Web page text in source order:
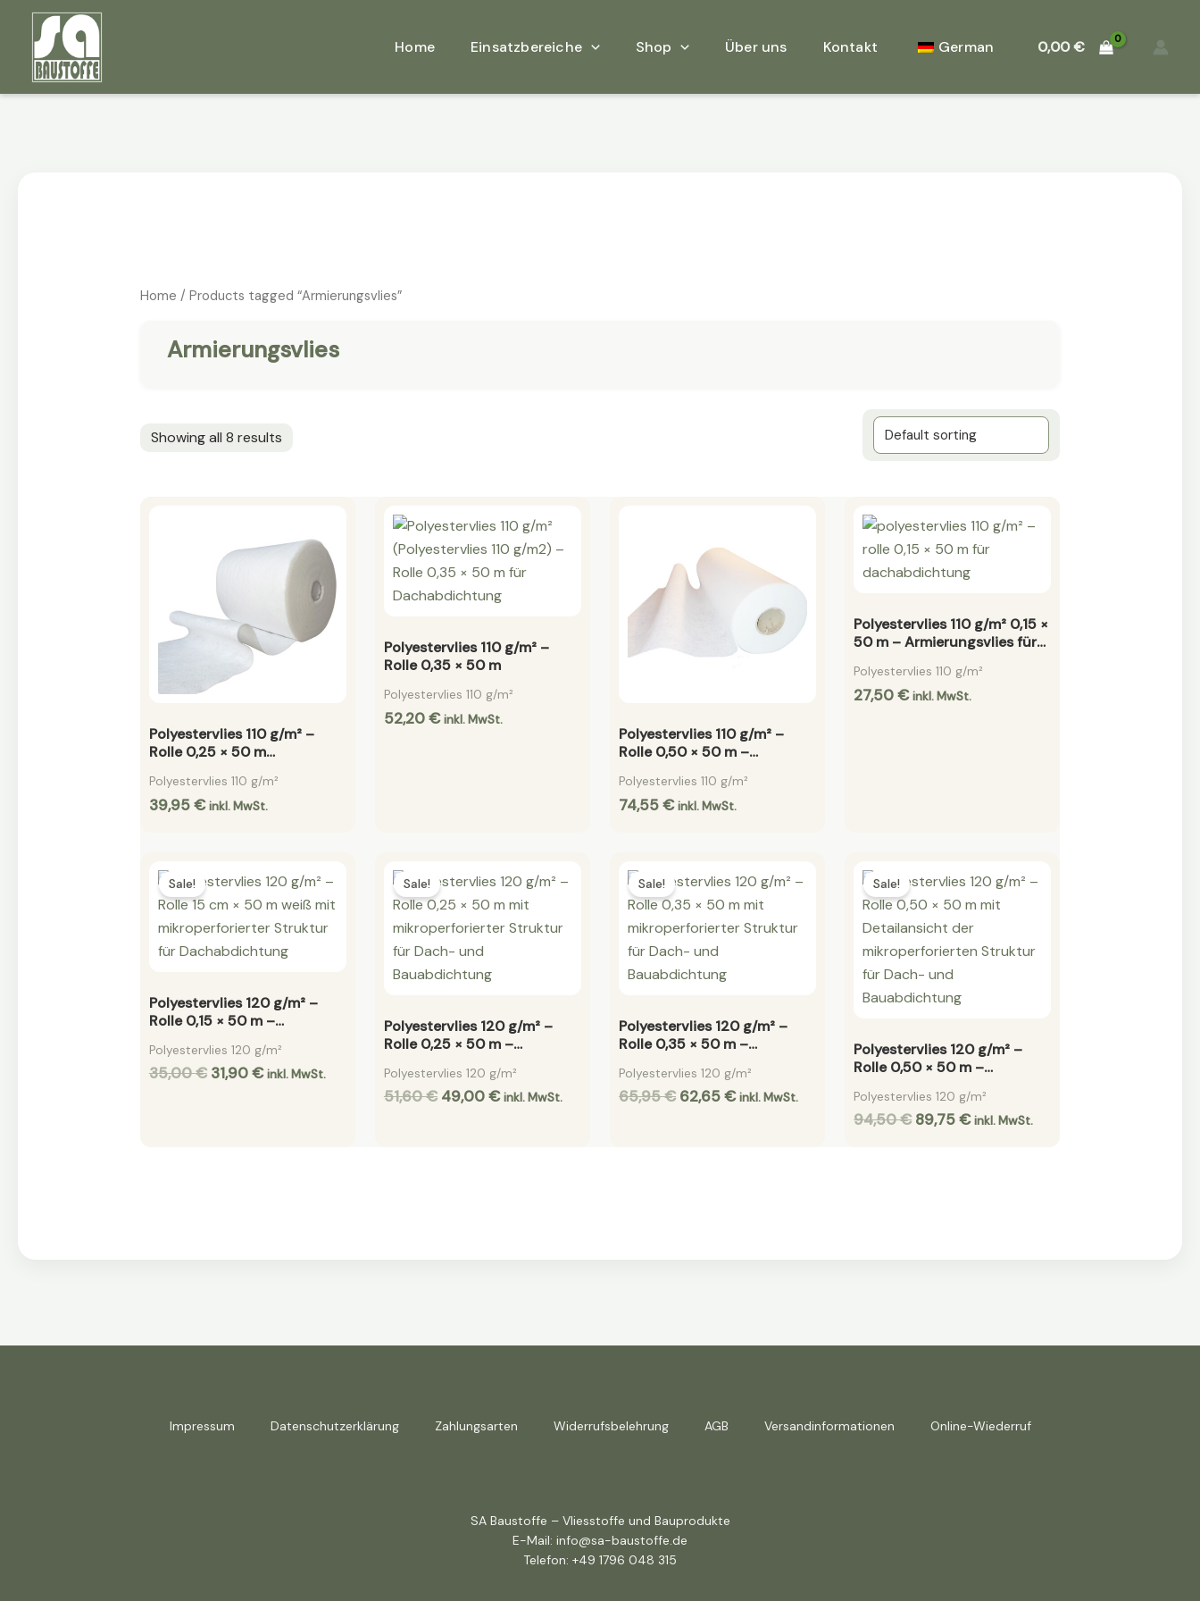
content
Home Einsatzbereiche Shop Über uns Kontakt German 0,00€
Home / Products tagged “Armierungsvlies”
Armierungsvlies
Showing all 8 results
Polyestervlies 110 g/m² –
Rolle 0,25 × 50 m
Dachabdichtung
Polyestervlies 110 g/m²
39,95€ inkl. MwSt.
Polyestervlies 110 g/m² –
Rolle 0,35 × 50 m
Polyestervlies 110 g/m²
52,20€ inkl. MwSt.
Polyestervlies 110 g/m² –
Rolle 0,50 × 50 m –
Dachabdichtung
Polyestervlies 110 g/m²
74,55€ inkl. MwSt.
Polyestervlies 110 g/m² 0,15 ×
50 m – Armierungsvlies für
Polyestervlies 110 g/m²
27,50€ inkl. MwSt.
Sale!
Polyestervlies 120 g/m² –
Rolle 0,15 × 50 m –
Dachabdichtung
Polyestervlies 120 g/m²
35,00€
price
was:
35,00 €.
31,90€
price
is:
31,90 €.
inkl. MwSt.
Sale!
Polyestervlies 120 g/m² –
Rolle 0,25 × 50 m –
Dachabdichtung
Polyestervlies 120 g/m²
51,60€
price
was:
51,60 €.
49,00€
price
is:
49,00 €.
inkl. MwSt.
Sale!
Polyestervlies 120 g/m² –
Rolle 0,35 × 50 m –
Dachabdichtung
Polyestervlies 120 g/m²
65,95€
price
was:
65,95 €.
62,65€
price
is:
62,65 €.
inkl. MwSt.
Sale!
Polyestervlies 120 g/m² –
Rolle 0,50 × 50 m –
Dachabdichtung
Polyestervlies 120 g/m²
94,50€
price
was:
94,50 €.
89,75€
price
is:
inkl. MwSt.
Impressum Datenschutzerklärung Zahlungsarten Widerrufsbelehrung AGB Versandinformationen Online-Wiederruf
SA Baustoffe – Vliesstoffe und Bauprodukte
E-Mail: info@sa-baustoffe.de
Telefon: +49 1796 048 315